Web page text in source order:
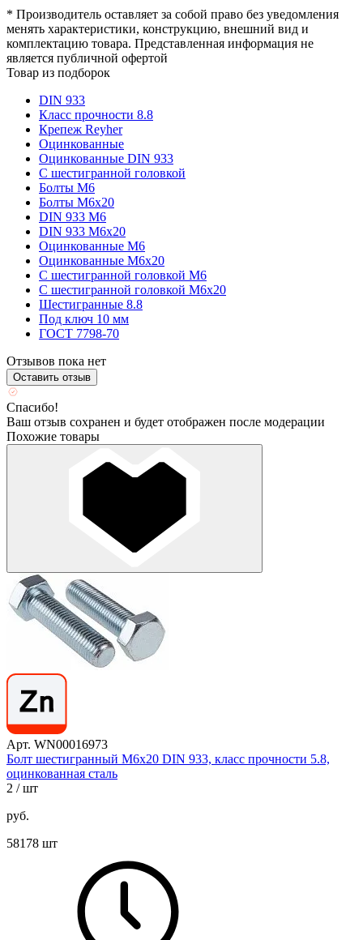
* Производитель оставляет за собой право без уведомления
менять характеристики, конструкцию, внешний вид и
комплектацию товара. Представленная информация не
является публичной офертой
Товар из подборок
DIN 933
Класс прочности 8.8
Крепеж Reyher
Оцинкованные
Оцинкованные DIN 933
С шестигранной головкой
Болты М6
Болты М6х20
DIN 933 М6
DIN 933 М6х20
Оцинкованные М6
Оцинкованные М6х20
С шестигранной головкой М6
С шестигранной головкой М6х20
Шестигранные 8.8
Под ключ 10 мм
ГОСТ 7798-70
Отзывов пока нет
Оставить отзыв
Спасибо!
Ваш отзыв сохранен и будет отображен после модерации
Похожие товары
Арт. WN00016973
Болт шестигранный М6х20 DIN 933, класс прочности 5.8,
оцинкованная сталь
2 / шт
руб.
58178 шт